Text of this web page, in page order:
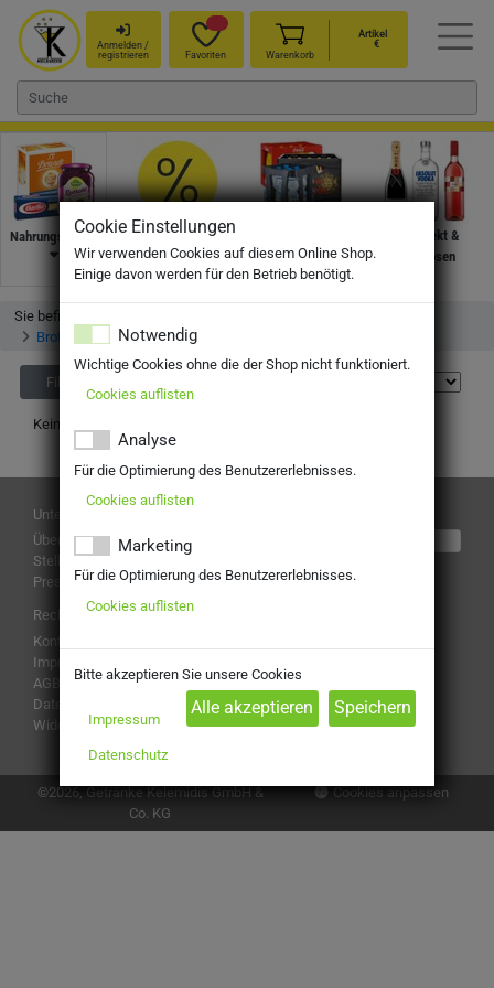
Anmelden /
registrieren
Favoriten Warenkorb
Artikel
€
Nahrungsmittel Angebote
Wein, Sekt &
Spirituosen
Sie befinden sich hier:
Brotaufstriche
Greek Mum´s Fruchtaufstriche
Filter
Keine Produkte gefunden.
Folge uns
Unternehmen
Über uns
Stellenangebote
Presse
Rechtliches
Kontakt
Impressum
AGB
Datenschutz
Widerruf
©2026, Getränke Kelemidis GmbH &
Co. KG
Cookies anpassen
Cookie Einstellungen
Wir verwenden Cookies auf diesem Online Shop.
Einige davon werden für den Betrieb benötigt.
Notwendig
Wichtige Cookies ohne die der Shop nicht funktioniert.
Cookies auflisten
Analyse
Für die Optimierung des Benutzererlebnisses.
Cookies auflisten
Marketing
Für die Optimierung des Benutzererlebnisses.
Cookies auflisten
Bitte akzeptieren Sie unsere Cookies
Impressum
Datenschutz